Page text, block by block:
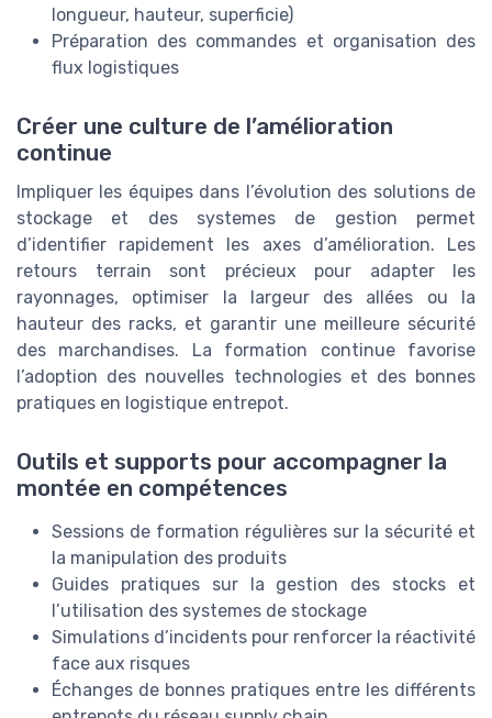
longueur, hauteur, superficie)
Préparation des commandes et organisation des
flux logistiques
Créer une culture de l’amélioration
continue
Impliquer les équipes dans l’évolution des solutions de
stockage et des systemes de gestion permet
d’identifier rapidement les axes d’amélioration. Les
retours terrain sont précieux pour adapter les
rayonnages, optimiser la largeur des allées ou la
hauteur des racks, et garantir une meilleure sécurité
des marchandises. La formation continue favorise
l’adoption des nouvelles technologies et des bonnes
pratiques en logistique entrepot.
Outils et supports pour accompagner la
montée en compétences
Sessions de formation régulières sur la sécurité et
la manipulation des produits
Guides pratiques sur la gestion des stocks et
l’utilisation des systemes de stockage
Simulations d’incidents pour renforcer la réactivité
face aux risques
Échanges de bonnes pratiques entre les différents